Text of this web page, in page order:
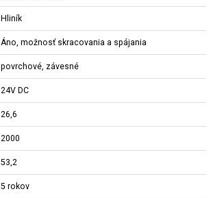
Hliník
Áno, možnosť skracovania a spájania
povrchové, závesné
24V DC
26,6
2000
53,2
5 rokov